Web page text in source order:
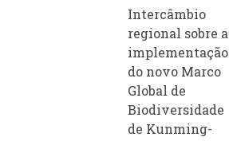
Intercâmbio
regional sobre a
implementação
do novo Marco
Global de
Biodiversidade
de Kunming-